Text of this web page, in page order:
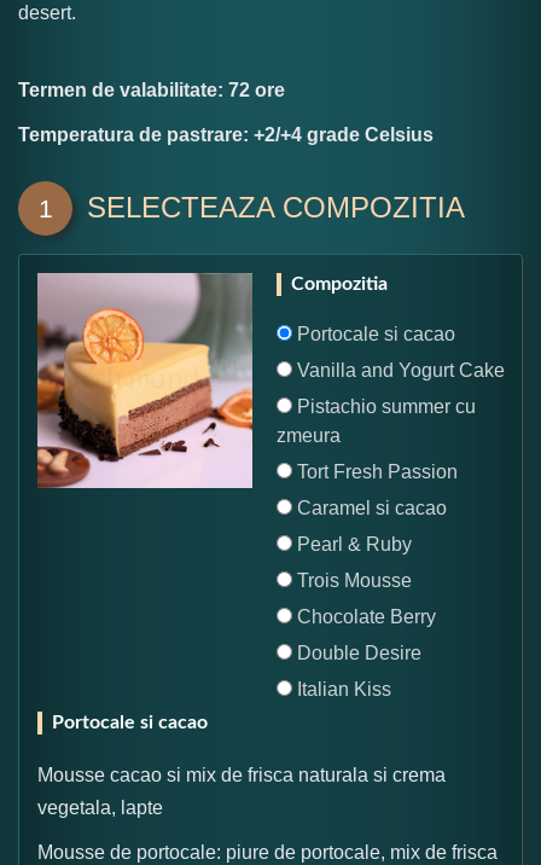
desert.
Termen de valabilitate: 72 ore
Temperatura de pastrare: +2/+4 grade Celsius
1 SELECTEAZA COMPOZITIA
Compozitia
Portocale si cacao
Vanilla and Yogurt Cake
Pistachio summer cu
zmeura
Tort Fresh Passion
Caramel si cacao
Pearl & Ruby
Trois Mousse
Chocolate Berry
Double Desire
Italian Kiss
Portocale si cacao
Mousse cacao si mix de frisca naturala si crema
vegetala, lapte
Mousse de portocale: piure de portocale, mix de frisca